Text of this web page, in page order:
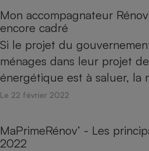
Mon accompagnateur
encore cadré
Si le projet du
ménages dans leur projet
énergétique est à saluer, la
Le 22 février 2022
MaPrimeRénov’ - Les
2022